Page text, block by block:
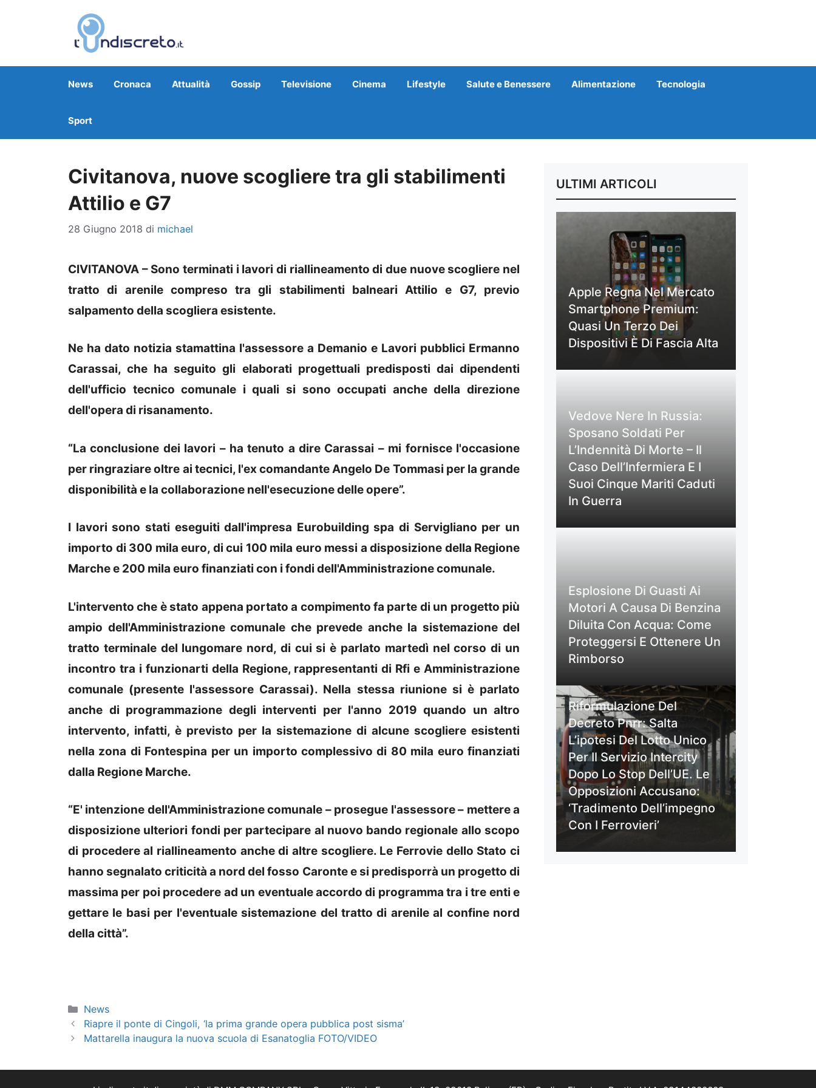
News Cronaca Attualità Gossip Televisione Cinema Lifestyle Salute e Benessere Alimentazione Tecnologia
Sport
Civitanova, nuove scogliere tra gli stabilimenti
Attilio e G7
28 Giugno 2018 di michael
CIVITANOVA – Sono terminati i lavori di riallineamento di due nuove scogliere nel
tratto di arenile compreso tra gli stabilimenti balneari Attilio e G7, previo
salpamento della scogliera esistente.
Ne ha dato notizia stamattina l'assessore a Demanio e Lavori pubblici Ermanno
Carassai, che ha seguito gli elaborati progettuali predisposti dai dipendenti
dell'ufficio tecnico comunale i quali si sono occupati anche della direzione
dell'opera di risanamento.
“La conclusione dei lavori – ha tenuto a dire Carassai – mi fornisce l'occasione
per ringraziare oltre ai tecnici, l'ex comandante Angelo De Tommasi per la grande
disponibilità e la collaborazione nell'esecuzione delle opere”.
I lavori sono stati eseguiti dall'impresa Eurobuilding spa di Servigliano per un
importo di 300 mila euro, di cui 100 mila euro messi a disposizione della Regione
Marche e 200 mila euro finanziati con i fondi dell'Amministrazione comunale.
L'intervento che è stato appena portato a compimento fa parte di un progetto più
ampio dell'Amministrazione comunale che prevede anche la sistemazione del
tratto terminale del lungomare nord, di cui si è parlato martedì nel corso di un
incontro tra i funzionarti della Regione, rappresentanti di Rfi e Amministrazione
comunale (presente l'assessore Carassai). Nella stessa riunione si è parlato
anche di programmazione degli interventi per l'anno 2019 quando un altro
intervento, infatti, è previsto per la sistemazione di alcune scogliere esistenti
nella zona di Fontespina per un importo complessivo di 80 mila euro finanziati
dalla Regione Marche.
“E' intenzione dell'Amministrazione comunale – prosegue l'assessore – mettere a
disposizione ulteriori fondi per partecipare al nuovo bando regionale allo scopo
di procedere al riallineamento anche di altre scogliere. Le Ferrovie dello Stato ci
hanno segnalato criticità a nord del fosso Caronte e si predisporrà un progetto di
massima per poi procedere ad un eventuale accordo di programma tra i tre enti e
gettare le basi per l'eventuale sistemazione del tratto di arenile al confine nord
della città”.
Categorie
News
Riapre il ponte di Cingoli, ‘la prima grande opera pubblica post sisma’
Mattarella inaugura la nuova scuola di Esanatoglia FOTO/VIDEO
ULTIMI ARTICOLI
Apple Regna Nel Mercato
Smartphone Premium:
Quasi Un Terzo Dei
Dispositivi È Di Fascia Alta
Vedove Nere In Russia:
Sposano Soldati Per
L’Indennità Di Morte – Il
Caso Dell’Infermiera E I
Suoi Cinque Mariti Caduti
In Guerra
Esplosione Di Guasti Ai
Motori A Causa Di Benzina
Diluita Con Acqua: Come
Proteggersi E Ottenere Un
Rimborso
Riformulazione Del
Decreto Pnrr: Salta
L’ipotesi Del Lotto Unico
Per Il Servizio Intercity
Dopo Lo Stop Dell’UE. Le
Opposizioni Accusano:
‘Tradimento Dell’impegno
Con I Ferrovieri’